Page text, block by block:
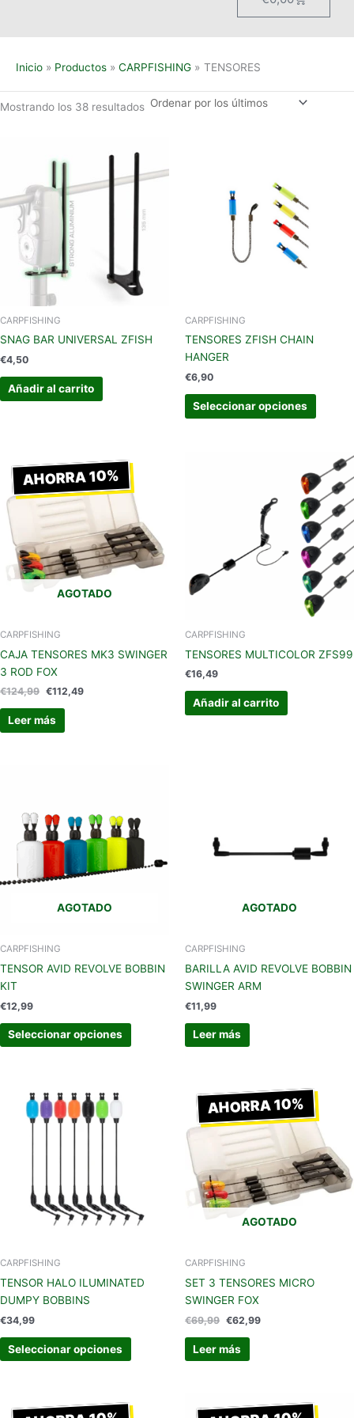
Inicio Productos CARPFISHING TENSORES
Mostrando los 38 resultados
CARPFISHING
SNAG BAR UNIVERSAL ZFISH
€4,50
Añadir al carrito
CARPFISHING
TENSORES ZFISH CHAIN
HANGER
€6,90
Seleccionar opciones
AHORRA 10%
AGOTADO
CARPFISHING
CAJA TENSORES MK3 SWINGER
3 ROD FOX
€124,99
precio
original
era:
€124,99.
€112,49
precio
actual
es:
€112,49.
Leer más
CARPFISHING
TENSORES MULTICOLOR ZFS99
€16,49
Añadir al carrito
AGOTADO
CARPFISHING
TENSOR AVID REVOLVE BOBBIN
KIT
€12,99
Seleccionar opciones
múltiples
variantes.
Las
la
AGOTADO
CARPFISHING
BARILLA AVID REVOLVE BOBBIN
SWINGER ARM
€11,99
Leer más
CARPFISHING
TENSOR HALO ILUMINATED
DUMPY BOBBINS
€34,99
Seleccionar opciones
se
pueden
la
AHORRA 10%
AGOTADO
CARPFISHING
SET 3 TENSORES MICRO
SWINGER FOX
€69,99
precio
original
era:
€69,99.
€62,99
precio
actual
es:
€62,99.
Leer más
precioprecio
precioprecio